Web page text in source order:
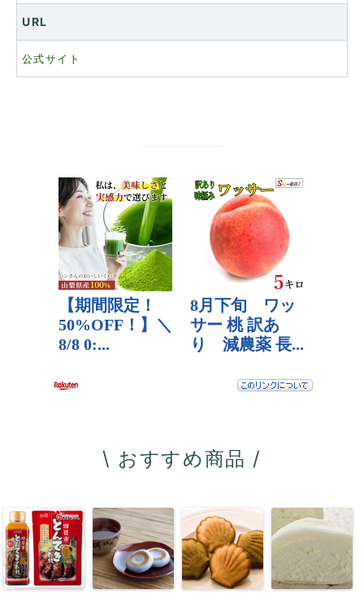
URL
公式サイト
\ おすすめ商品 /